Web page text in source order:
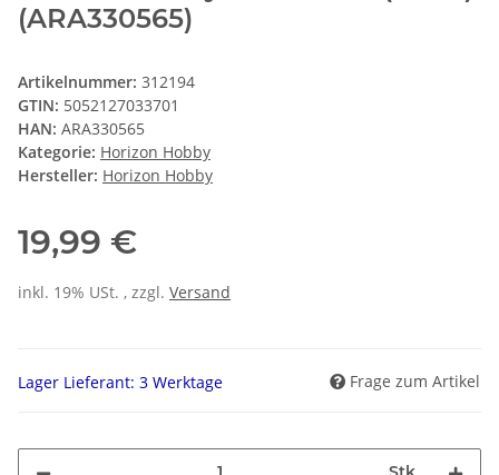
(ARA330565)
Artikelnummer: 312194
GTIN: 5052127033701
HAN: ARA330565
Kategorie: Horizon Hobby
Hersteller: Horizon Hobby
19,99 €
inkl. 19% USt. , zzgl. Versand
Lager Lieferant: 3 Werktage Frage zum Artikel